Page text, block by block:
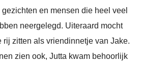
en mensen die heel veel
neergelegd. Uiteraard mocht
rij zitten als vriendinnetje van Jake.
zien ook, Jutta kwam behoorlijk